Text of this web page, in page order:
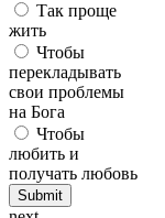
Так проще
жить
Чтобы
перекладывать
свои проблемы
на Бога
Чтобы
любить и
получать любовь